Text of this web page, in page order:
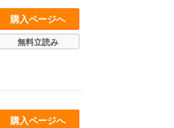
購入ページへ
無料立読み
購入ページへ